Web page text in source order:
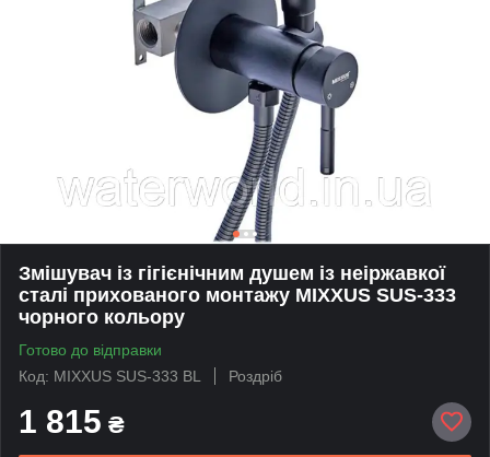
Змішувач із гігієнічним душем із неіржавкої
сталі прихованого монтажу MIXXUS SUS-333
чорного кольору
Готово до відправки
Код: MIXXUS SUS-333 BL
Роздріб
1 815 ₴